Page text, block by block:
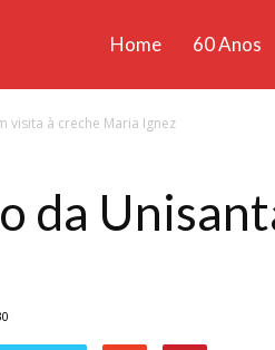
Home 60 Anos
visita à creche Maria Ignez
da